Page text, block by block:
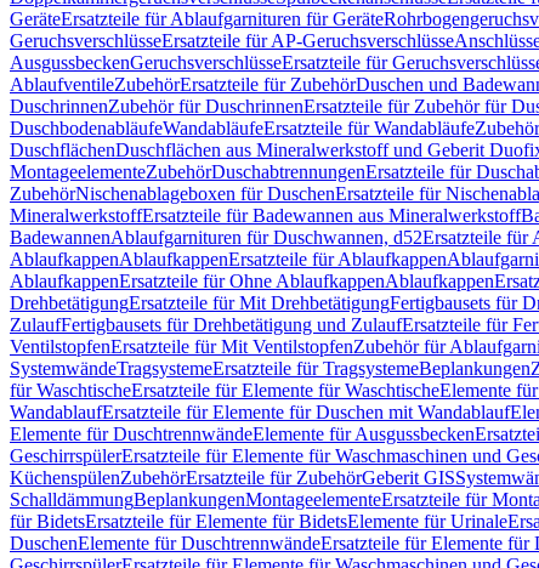
GeräteErsatzteile für Ablaufgarnituren für Geräte
GeruchsverschlüsseErsatzteile für AP-Geruchsverschlüsse
AusgussbeckenGeruchsverschlüsseErsatzteile für
AblaufventileZubehörErsatzteile für ZubehörDuschen und
DuschrinnenZubehör für DuschrinnenErsatzteile für Zubehör für
DuschbodenabläufeWandabläufeErsatzteile für Wandabläufe
DuschflächenDuschflächen aus Mineralwerkstoff und Geberit
MontageelementeZubehörDuschabtrennungenErsatzteile für
ZubehörNischenablageboxen für DuschenErsatzteile für
MineralwerkstoffErsatzteile für Badewannen aus Mineralwerkstoff
BadewannenAblaufgarnituren für Duschwannen, d52Ersatzteile für
AblaufkappenAblaufkappenErsatzteile für Ablaufkappen
AblaufkappenErsatzteile für Ohne AblaufkappenAblaufkappen
DrehbetätigungErsatzteile für Mit DrehbetätigungFertigbausets für
ZulaufFertigbausets für Drehbetätigung und ZulaufErsatzteile für
VentilstopfenErsatzteile für Mit VentilstopfenZubehör für
SystemwändeTragsystemeErsatzteile für TragsystemeBeplankungen
für WaschtischeErsatzteile für Elemente für WaschtischeElemente
WandablaufErsatzteile für Elemente für Duschen mit Wandablauf
Elemente für DuschtrennwändeElemente für Ausgussbecken
GeschirrspülerErsatzteile für Elemente für Waschmaschinen und
KüchenspülenZubehörErsatzteile für ZubehörGeberit GIS
SchalldämmungBeplankungenMontageelementeErsatzteile für
für BidetsErsatzteile für Elemente für BidetsElemente für Urinale
DuschenElemente für DuschtrennwändeErsatzteile für Elemente für